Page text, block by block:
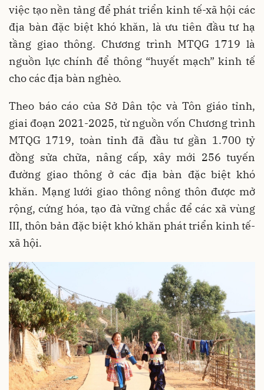
việc tạo nền tảng để phát triển kinh tế-xã hội các
địa bàn đặc biệt khó khăn, là ưu tiên đầu tư hạ
tầng giao thông. Chương trình MTQG 1719 là
nguồn lực chính để thông “huyết mạch” kinh tế
cho các địa bàn nghèo.
Theo báo cáo của Sở Dân tộc và Tôn giáo tỉnh,
giai đoạn 2021-2025, từ nguồn vốn Chương trình
MTQG 1719, toàn tỉnh đã đầu tư gần 1.700 tỷ
đồng sửa chữa, nâng cấp, xây mới 256 tuyến
đường giao thông ở các địa bàn đặc biệt khó
khăn. Mạng lưới giao thông nông thôn được mở
rộng, cứng hóa, tạo đà vững chắc để các xã vùng
III, thôn bản đặc biệt khó khăn phát triển kinh tế-
xã hội.